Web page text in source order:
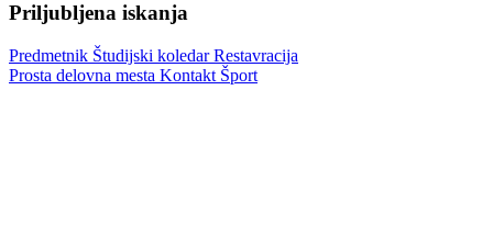
Priljubljena iskanja
Predmetnik Študijski koledarRestavracija
Prosta delovna mesta Kontakt Šport